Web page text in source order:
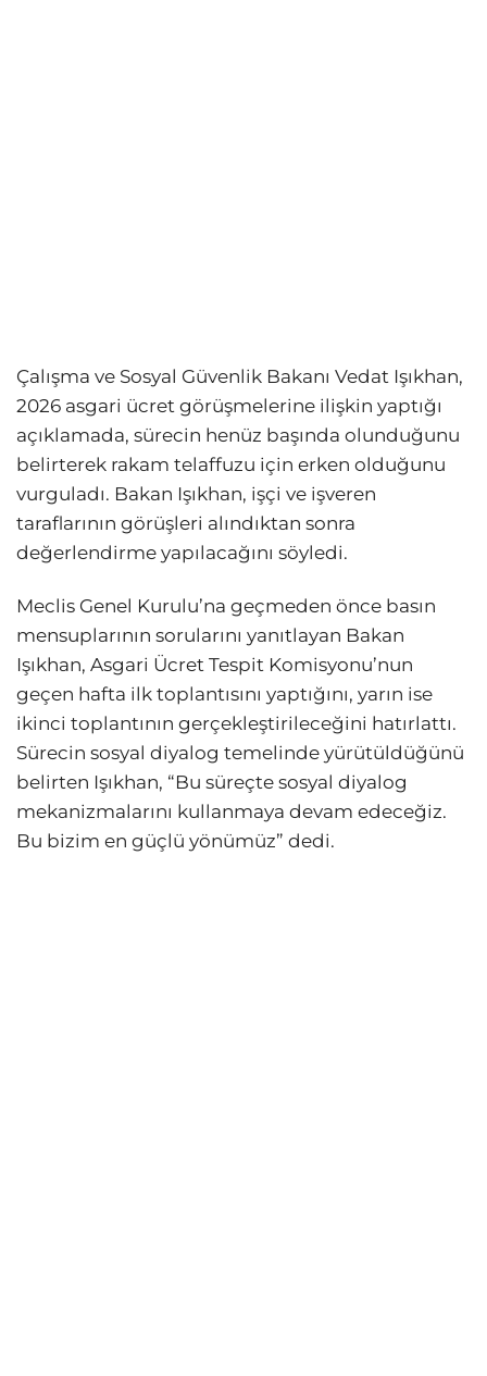
Çalışma ve Sosyal Güvenlik Bakanı Vedat Işıkhan,
2026 asgari ücret görüşmelerine ilişkin yaptığı
açıklamada, sürecin henüz başında olunduğunu
belirterek rakam telaffuzu için erken olduğunu
vurguladı. Bakan Işıkhan, işçi ve işveren
taraflarının görüşleri alındıktan sonra
değerlendirme yapılacağını söyledi.
Meclis Genel Kurulu’na geçmeden önce basın
mensuplarının sorularını yanıtlayan Bakan
Işıkhan, Asgari Ücret Tespit Komisyonu’nun
geçen hafta ilk toplantısını yaptığını, yarın ise
ikinci toplantının gerçekleştirileceğini hatırlattı.
Sürecin sosyal diyalog temelinde yürütüldüğünü
belirten Işıkhan, “Bu süreçte sosyal diyalog
mekanizmalarını kullanmaya devam edeceğiz.
Bu bizim en güçlü yönümüz” dedi.